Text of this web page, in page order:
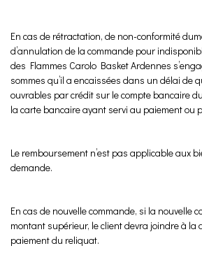
En cas de rétractation, de non-conformité
d’annulation de la commande pour
des Flammes Carolo Basket Ardennes
sommes qu’il a encaissées dans un délai de
ouvrables par crédit sur le compte bancaire
la carte bancaire ayant servi au paiement ou
Le remboursement n’est pas applicable aux
demande.
En cas de nouvelle commande, si la nouvelle
montant supérieur, le client devra joindre à la
paiement du reliquat.